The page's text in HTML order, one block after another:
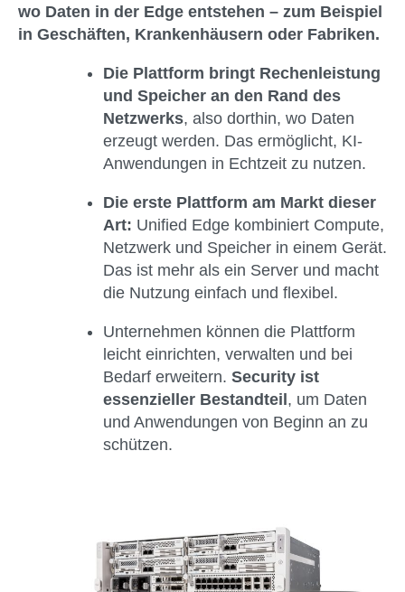
wo Daten in der Edge entstehen – zum Beispiel
in Geschäften, Krankenhäusern oder Fabriken.
Die Plattform bringt Rechenleistung
und Speicher an den Rand des
Netzwerks, also dorthin, wo Daten
erzeugt werden. Das ermöglicht, KI-
Anwendungen in Echtzeit zu nutzen.
Die erste Plattform am Markt dieser
Art: Unified Edge kombiniert Compute,
Netzwerk und Speicher in einem Gerät.
Das ist mehr als ein Server und macht
die Nutzung einfach und flexibel.
Unternehmen können die Plattform
leicht einrichten, verwalten und bei
Bedarf erweitern. Security ist
essenzieller Bestandteil , um Daten
und Anwendungen von Beginn an zu
schützen.